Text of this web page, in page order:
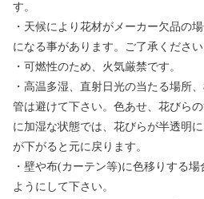
す。
・天候により花材がメーカー欠品の
になる事があります。ご了承ください
・可燃性のため、火気厳禁です。
・高温多湿、直射日光の当たる場所
管は避けて下さい。色あせ、花びら
に加湿な状態では、花びらが半透明
が下がると元に戻ります。
・壁や布(カーテン等)に色移りする
ようにして下さい。